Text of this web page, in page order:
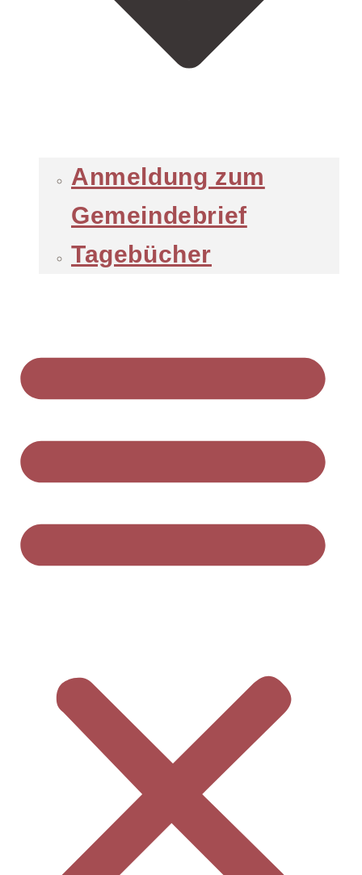
Anmeldung zum
Gemeindebrief
Tagebücher